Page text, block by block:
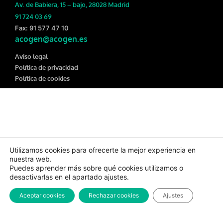
Av. de Babiera, 15 – bajo, 28028 Madrid
91 724 03 69
Fax: 91 577 47 10
acogen@acogen.es
Aviso legal
Política de privacidad
Política de cookies
Utilizamos cookies para ofrecerte la mejor experiencia en
nuestra web.
Puedes aprender más sobre qué cookies utilizamos o
desactivarlas en el apartado ajustes.
Aceptar cookies Rechazar cookies Ajustes